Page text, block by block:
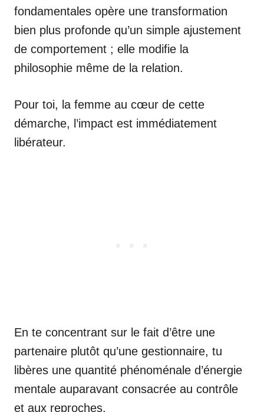
fondamentales opère une transformation
bien plus profonde qu’un simple ajustement
de comportement ; elle modifie la
philosophie même de la relation.
Pour toi, la femme au cœur de cette
démarche, l’impact est immédiatement
libérateur.
En te concentrant sur le fait d’être une
partenaire plutôt qu’une gestionnaire, tu
libères une quantité phénoménale d’énergie
mentale auparavant consacrée au contrôle
et aux reproches.